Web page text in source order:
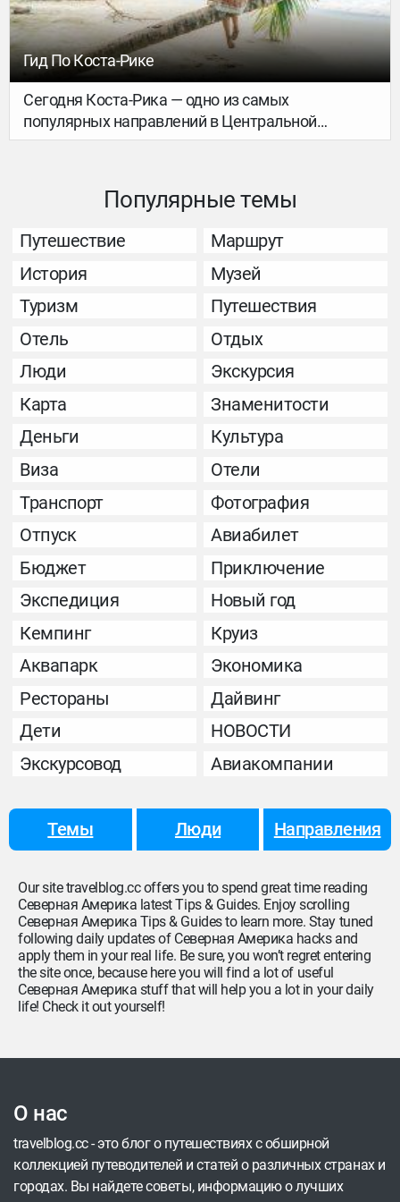
Гид По Коста-Рике
Сегодня Коста-Рика — одно из самых
популярных направлений в Центральной
Америке. Страна доступна для всех: как для
Популярные темы
Путешествие
Маршрут
История
Музей
Туризм
Путешествия
Отель
Отдых
Люди
Экскурсия
Карта
Знаменитости
Деньги
Культура
Виза
Отели
Транспорт
Фотография
Отпуск
Авиабилет
Бюджет
Приключение
Экспедиция
Новый год
Кемпинг
Круиз
Аквапарк
Экономика
Рестораны
Дайвинг
Дети
НОВОСТИ
Экскурсовод
Авиакомпании
Темы Люди Направления
Our site travelblog.cc offers you to spend great time reading
Северная Америка latest Tips & Guides. Enjoy scrolling
Северная Америка Tips & Guides to learn more. Stay tuned
following daily updates of Северная Америка hacks and
apply them in your real life. Be sure, you won’t regret entering
the site once, because here you will find a lot of useful
Северная Америка stuff that will help you a lot in your daily
life! Check it out yourself!
О нас
travelblog.cc - это блог о путешествиях с обширной
коллекцией путеводителей и статей о различных странах и
городах. Вы найдете советы, информацию о лучших